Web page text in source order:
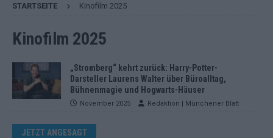
STARTSEITE Kinofilm 2025
Kinofilm 2025
„Stromberg“ kehrt zurück: Harry-Potter-
Darsteller Laurens Walter über Büroalltag,
Bühnenmagie und Hogwarts-Häuser
November 2025 Redaktion | Münchener Blatt
JETZT ANGESAGT